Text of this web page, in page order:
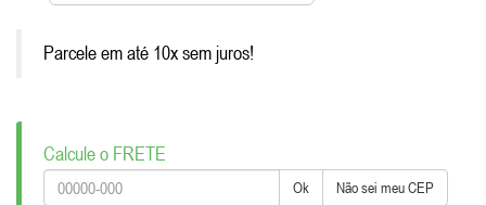
Parcele em até 10x sem juros!
Calcule o FRETE
Ok Não sei meu CEP